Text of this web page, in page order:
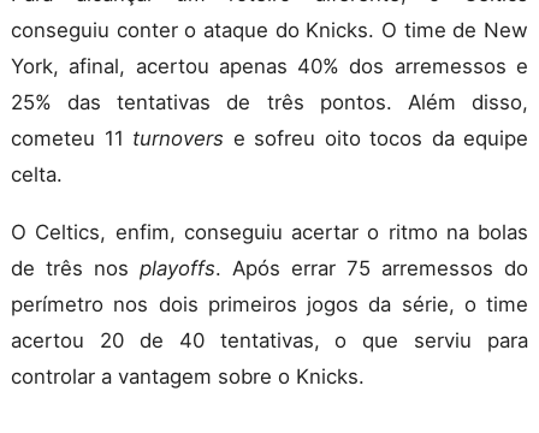
conseguiu conter o ataque do Knicks. O time de New
York, afinal, acertou apenas 40% dos arremessos e
25% das tentativas de três pontos. Além disso,
cometeu 11 turnovers e sofreu oito tocos da equipe
celta.
O Celtics, enfim, conseguiu acertar o ritmo na bolas
de três nos playoffs. Após errar 75 arremessos do
perímetro nos dois primeiros jogos da série, o time
acertou 20 de 40 tentativas, o que serviu para
controlar a vantagem sobre o Knicks.